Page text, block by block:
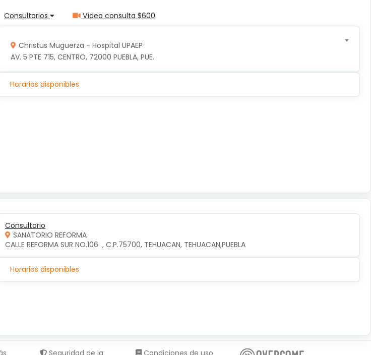
Consultorios Vídeo consulta $600
Christus Muguerza - Hospital UPAEP
AV. 5 PTE 715, CENTRO, 72000 PUEBLA, PUE.
Horarios disponibles
Consultorio
SANATORIO REFORMA
CALLE REFORMA SUR NO.106  , C.P.75700, TEHUACAN, TEHUACAN,PUEBLA
Horarios disponibles
Seguridad de la Condiciones de uso